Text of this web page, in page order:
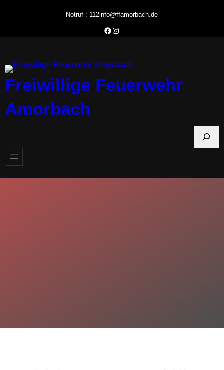
Notruf : 112info@ffamorbach.de
Facebook Feuerwehr Amorbach
Instagram Feuerwehr Amorbach
Freiwillige Feuerwehr
Amorbach
h